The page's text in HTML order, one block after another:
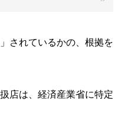
されているかの、根拠を
店は、経済産業省に特定